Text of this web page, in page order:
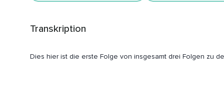
Transkription
Dies hier ist die erste Folge von insgesamt drei Folgen zu